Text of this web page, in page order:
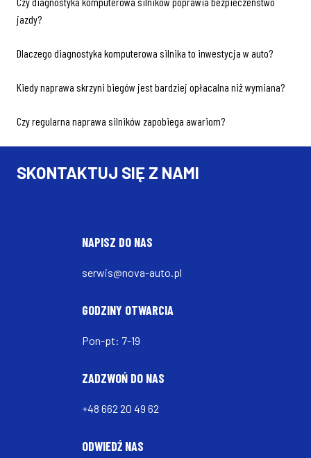
jazdy?
Dlaczego diagnostyka komputerowa silnika to inwestycja w auto?
Kiedy naprawa skrzyni biegów jest bardziej opłacalna niż wymiana?
Czy regularna naprawa silników zapobiega awariom?
SKONTAKTUJ SIĘ Z NAMI
NAPISZ DO NAS
serwis@nova-auto.pl
GODZINY OTWARCIA
Pon-pt: 7-19
ZADZWOŃ DO NAS
+48 662 20 49 62
ODWIEDŹ NAS